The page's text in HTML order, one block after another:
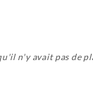
n'y avait pas de